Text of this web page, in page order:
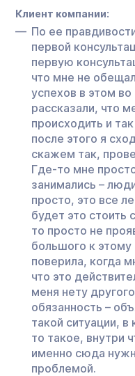
Клиент компании:
По ее
первой
первую
что мне не
успехов в этом
рассказали, что
происходить и
после этого я
скажем так,
Где-то мне
занимались –
просто, это все
будет это стоить
то просто не
большого к этому
поверила, когда
что это
меня нету
обязанность –
такой ситуации, в
то такое, внутри
именно сюда
проблемой.